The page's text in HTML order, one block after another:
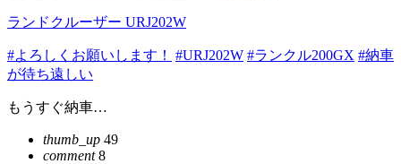
ランドクルーザー URJ202W
#よろしくお願いします！ #URJ202W #ランクル200GX #納車
が待ち遠しい
もうすぐ納車…
thumb_up 49
comment8